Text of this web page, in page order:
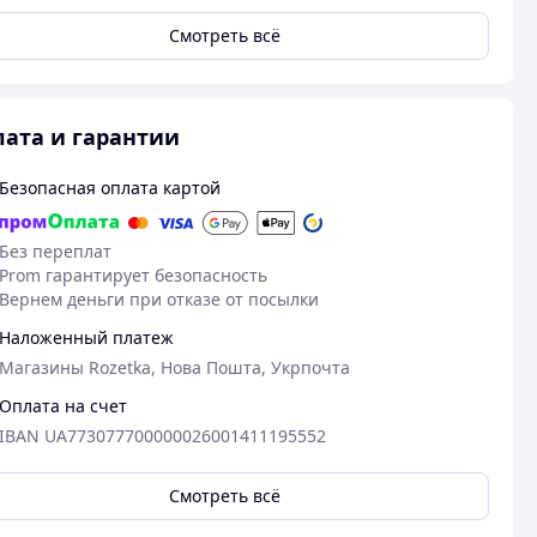
Смотреть всё
и гарантии
Безопасная оплата картой
Без переплат
Prom гарантирует безопасность
Вернем деньги при отказе от посылки
Наложенный платеж
Магазины Rozetka, Нова Пошта, Укрпочта
Оплата на счет
IBAN UA773077700000026001411195552
Смотреть всё